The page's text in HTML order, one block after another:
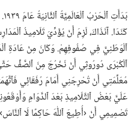
كَنَدَا.‏ آنَذَاكَ،‏ لَزِمَ أَنْ يُؤَدِّيَ تَلَامِيذُ
ٱلْوَطَنِيَّ فِي صُفُوفِهِمْ.‏ وَكَانَ مِنْ عَادَةِ
ٱلْكُبْرَى دُورُوثِي أَنْ نَخْرُجَ مِنَ ٱلصَّفِّ
مُعَلِّمَتِي أَنْ تُحْرِجَنِي أَمَامَ رُفَقَائِي
عَلَيَّ بَعْضُ ٱلتَّلَامِيذِ بَعْدَ ٱلدَّوَامِ
تَصْمِيمِي أَنْ ‹أُطِيعَ ٱللّٰهَ حَاكِمًا لَا